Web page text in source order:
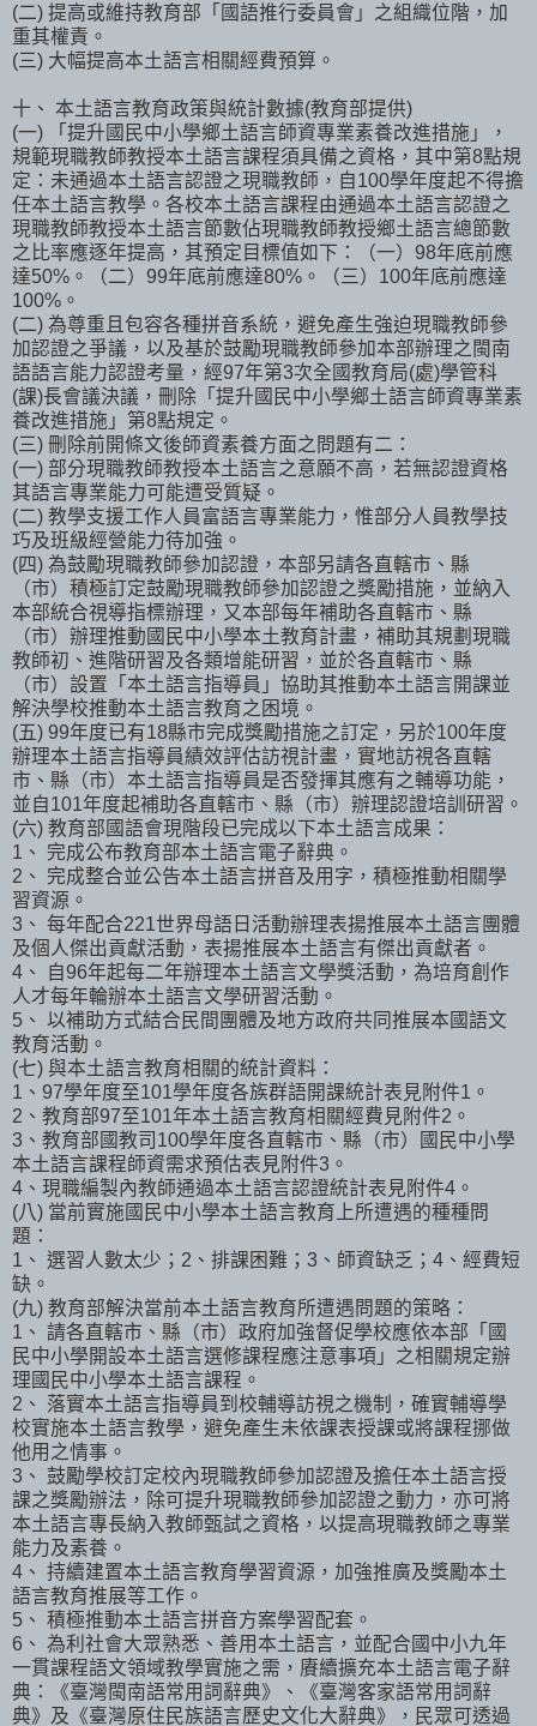
(二) 提高或維持教育部「國語推行委員會」之組織位階，加
重其權責。
(三) 大幅提高本土語言相關經費預算。
十、 本土語言教育政策與統計數據(教育部提供)
(一) 「提升國民中小學鄉土語言師資專業素養改進措施」，
規範現職教師教授本土語言課程須具備之資格，其中第8點規
定：未通過本土語言認證之現職教師，自100學年度起不得擔
任本土語言教學。各校本土語言課程由通過本土語言認證之
現職教師教授本土語言節數佔現職教師教授鄉土語言總節數
之比率應逐年提高，其預定目標值如下：（一）98年底前應
達50%。（二）99年底前應達80%。（三）100年底前應達
100%。
(二) 為尊重且包容各種拼音系統，避免產生強迫現職教師參
加認證之爭議，以及基於鼓勵現職教師參加本部辦理之閩南
語語言能力認證考量，經97年第3次全國教育局(處)學管科
(課)長會議決議，刪除「提升國民中小學鄉土語言師資專業素
養改進措施」第8點規定。
(三) 刪除前開條文後師資素養方面之問題有二：
(一) 部分現職教師教授本土語言之意願不高，若無認證資格
其語言專業能力可能遭受質疑。
(二) 教學支援工作人員富語言專業能力，惟部分人員教學技
巧及班級經營能力待加強。
(四) 為鼓勵現職教師參加認證，本部另請各直轄市、縣
（市）積極訂定鼓勵現職教師參加認證之獎勵措施，並納入
本部統合視導指標辦理，又本部每年補助各直轄市、縣
（市）辦理推動國民中小學本土教育計畫，補助其規劃現職
教師初、進階研習及各類增能研習，並於各直轄市、縣
（市）設置「本土語言指導員」協助其推動本土語言開課並
解決學校推動本土語言教育之困境。
(五) 99年度已有18縣市完成獎勵措施之訂定，另於100年度
辦理本土語言指導員績效評估訪視計畫，實地訪視各直轄
市、縣（市）本土語言指導員是否發揮其應有之輔導功能，
並自101年度起補助各直轄市、縣（市）辦理認證培訓研習。
(六) 教育部國語會現階段已完成以下本土語言成果：
1、 完成公布教育部本土語言電子辭典。
2、 完成整合並公告本土語言拼音及用字，積極推動相關學
習資源。
3、 每年配合221世界母語日活動辦理表揚推展本土語言團體
及個人傑出貢獻活動，表揚推展本土語言有傑出貢獻者。
4、 自96年起每二年辦理本土語言文學獎活動，為培育創作
人才每年輪辦本土語言文學研習活動。
5、 以補助方式結合民間團體及地方政府共同推展本國語文
教育活動。
(七) 與本土語言教育相關的統計資料：
1、97學年度至101學年度各族群語開課統計表見附件1。
2、教育部97至101年本土語言教育相關經費見附件2。
3、教育部國教司100學年度各直轄市、縣（市）國民中小學
本土語言課程師資需求預估表見附件3。
4、現職編製內教師通過本土語言認證統計表見附件4。
(八) 當前實施國民中小學本土語言教育上所遭遇的種種問
題：
1、 選習人數太少；2、排課困難；3、師資缺乏；4、經費短
缺。
(九) 教育部解決當前本土語言教育所遭遇問題的策略：
1、 請各直轄市、縣（市）政府加強督促學校應依本部「國
民中小學開設本土語言選修課程應注意事項」之相關規定辦
理國民中小學本土語言課程。
2、 落實本土語言指導員到校輔導訪視之機制，確實輔導學
校實施本土語言教學，避免產生未依課表授課或將課程挪做
他用之情事。
3、 鼓勵學校訂定校內現職教師參加認證及擔任本土語言授
課之獎勵辦法，除可提升現職教師參加認證之動力，亦可將
本土語言專長納入教師甄試之資格，以提高現職教師之專業
能力及素養。
4、 持續建置本土語言教育學習資源，加強推廣及獎勵本土
語言教育推展等工作。
5、 積極推動本土語言拼音方案學習配套。
6、 為利社會大眾熟悉、善用本土語言，並配合國中小九年
一貫課程語文領域教學實施之需，賡續擴充本土語言電子辭
典：《臺灣閩南語常用詞辭典》、《臺灣客家語常用詞辭
典》及《臺灣原住民族語言歷史文化大辭典》，民眾可透過